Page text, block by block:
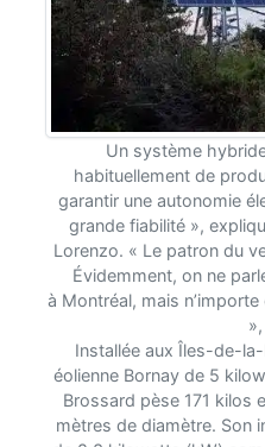
Un système
habituellement de
garantir une autonomie
grande fiabilité »,
Lorenzo. « Le patron du
Évidemment, on ne
à Montréal, mais
Installée aux Îles-de-
éolienne Bornay de 5
Brossard pèse 171 kilos
mètres de diamètre. Son